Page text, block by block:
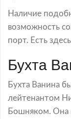
Наличие
возможность
порт. Есть
Бухта
Бухта Ванина
лейтенантом
Бошняком. Она